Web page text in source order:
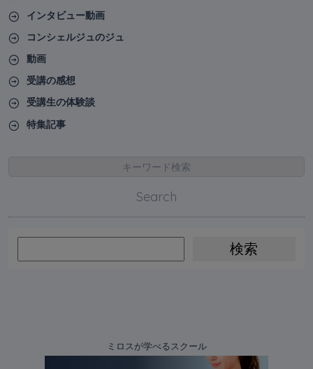
インタビュー動画
コンシェルジュのジュ
動画
受講の感想
受講生の体験談
特集記事
キーワード検索
Search
ミロスが学べるスクール